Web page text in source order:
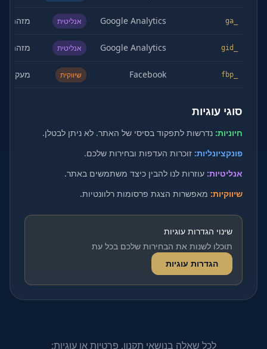
Google Analytics אנליטית מזהה
Google Analytics אנליטית מזהה
Facebook שיווקית מעקב
סוגי עוגיות
חיוניות: נדרשות לתפקוד בסיסי של האתר. לא ניתן לבטלן.
פונקציונליות: זוכרות העדפות ובחירות שלכם.
אנליטיות: עוזרות לנו להבין כיצד משתמשים באתר.
שיווקיות: מאפשרות הצגת פרסומות רלוונטיות.
שינוי הגדרות עוגיות
תוכלו לשנות את הבחירות שלכם בכל עת
הגדרות עוגיות
לכל שאלה בנושאי תקנון, פרטיות או עוגיות: